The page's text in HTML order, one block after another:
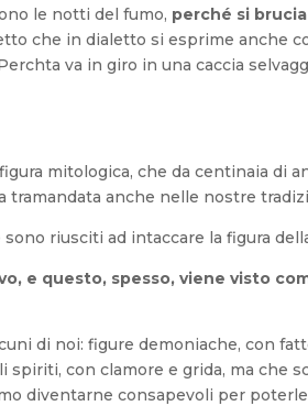
le notti del fumo, perché si
che in dialetto si esprime anche
va in giro in una caccia
mitologica, che da centinaia di
tramandata anche nelle nostre
riusciti ad intaccare la figura
e questo, spesso, viene visto
di noi: figure demoniache, con
spiriti, con clamore e grida, ma che
diventarne consapevoli per